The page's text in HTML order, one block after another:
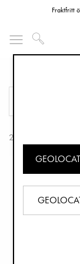
Fraktfritt
Pipmuggar
2 Produkter